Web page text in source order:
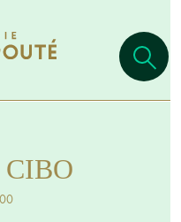
CIBO